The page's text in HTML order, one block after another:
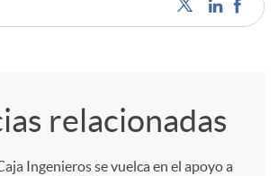
relacionadas
Ingenieros se vuelca en el apoyo a